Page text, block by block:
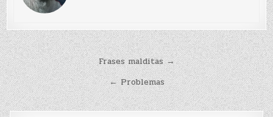
Navegación
de
entradas
Frases malditas →
← Problemas